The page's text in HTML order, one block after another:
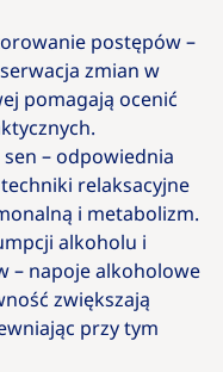
postępów –
zmian w
pomagają ocenić
– odpowiednia
relaksacyjne
i metabolizm.
alkoholu i
– napoje alkoholowe
zwiększają
przy tym